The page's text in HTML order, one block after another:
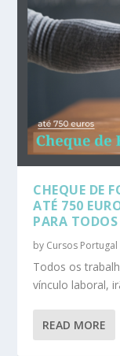
CHEQUE DE
ATÉ 750
PARA
by Cursos Portugal
Todos os
vínculo laboral,
READ MORE